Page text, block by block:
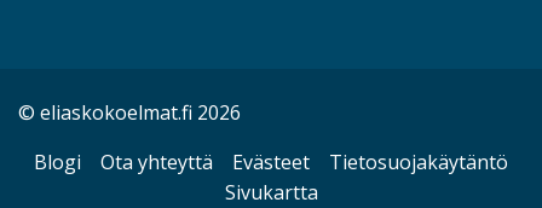
© eliaskokoelmat.fi 2026
Blogi
Ota yhteyttä Evästeet
Tietosuojakäytäntö
Sivukartta